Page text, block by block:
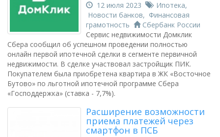
12 июля 2023 Ипотека,
Новости банков, Финансовая
грамотность
Сбербанк России
Сервис недвижимости Домклик
Сбера сообщил об успешном проведении полностью
онлайн первой ипотечной сделки в сегменте первичной
недвижимости. В сделке участвовал застройщик ПИК.
Покупателем была приобретена квартира в ЖК «Восточное
Бутово» по льготной ипотечной программе Сбера
«Господдержка» (ставка - 7,7%).
Расширение возможности
приема платежей через
смартфон в ПСБ